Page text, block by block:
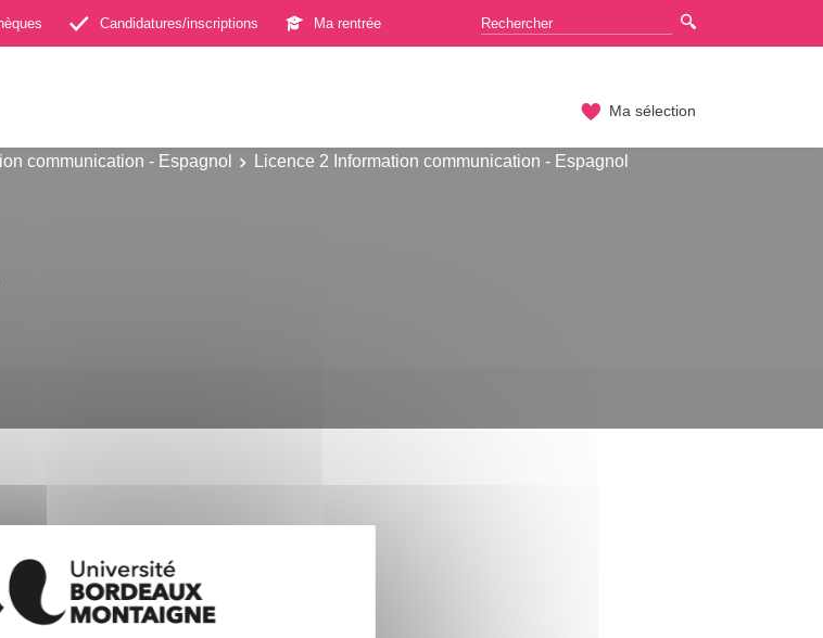
Candidatures/inscriptions Ma rentrée
Ma sélection
communication - Espagnol
Licence 2 Information communication - Espagnol